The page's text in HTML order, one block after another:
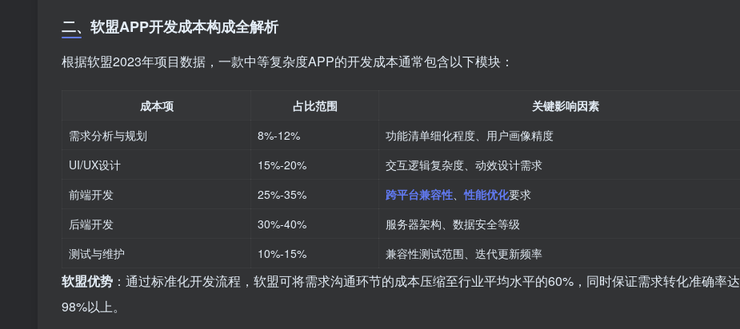
二、软盟APP开发成本构成全解析
根据软盟2023年项目数据，一款中等复杂度APP的开发成本通常包含以下模块：
成本项 占比范围
关键影响因素
需求分析与规划
8%-12%
功能清单细化程度、用户画像精度
UI/UX设计
15%-20%
交互逻辑复杂度、动效设计需求
前端开发
25%-35% 跨平台兼容性、性能优化要求
后端开发
30%-40%
服务器架构、数据安全等级
测试与维护
10%-15% 兼容性测试范围、迭代更新频率
软盟优势 ：通过标准化开发流程，软盟可将需求沟通环节的成本压缩至行业平均水平的60%，同时保证需求转化准确率达
98%以上。